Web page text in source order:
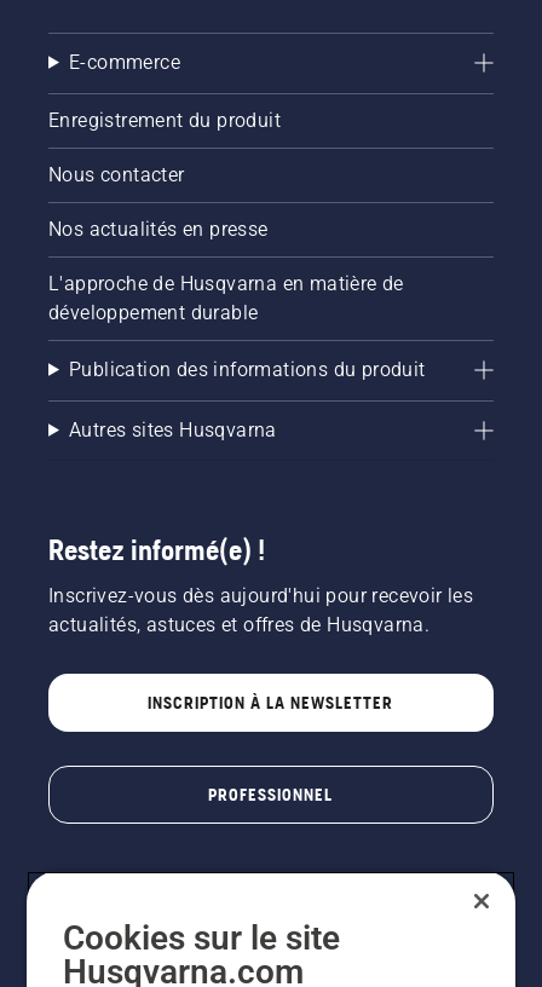
E-commerce
Enregistrement du produit
Nous contacter
Nos actualités en presse
L'approche de Husqvarna en matière de
développement durable
Publication des informations du produit
Autres sites Husqvarna
Restez informé(e) !
Inscrivez-vous dès aujourd'hui pour recevoir les
actualités, astuces et offres de Husqvarna.
INSCRIPTION À LA NEWSLETTER
PROFESSIONNEL
Cookies sur le site
Husqvarna.com